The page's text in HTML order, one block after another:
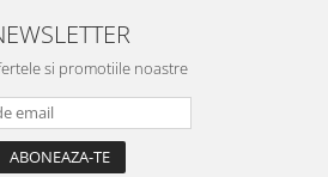
si promotiile noastre